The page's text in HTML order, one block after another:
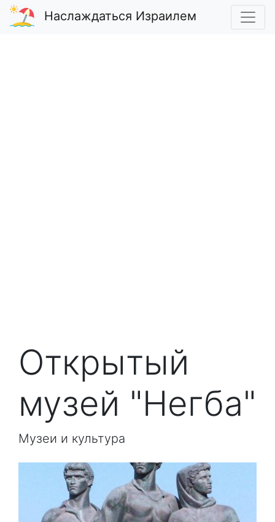
Наслаждаться Израилем
Открытый
музей "Негба"
Музеи и культура